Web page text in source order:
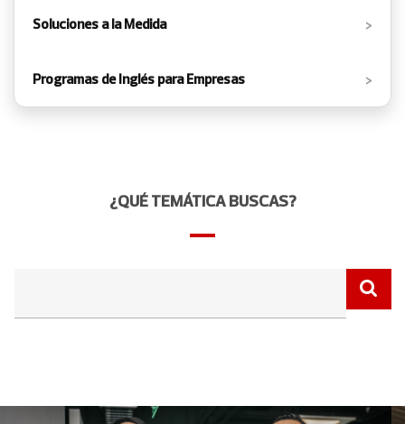
Soluciones a la Medida ›
Programas de Inglés para Empresas ›
¿QUÉ TEMÁTICA BUSCAS?